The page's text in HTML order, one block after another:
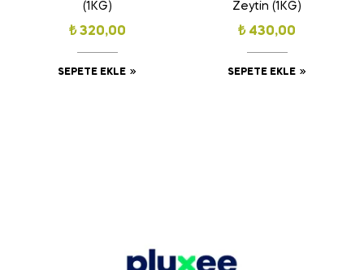
(1KG)
₺320,00
SEPETE EKLE
Zeytin (1KG)
₺430,00
SEPETE EKLE